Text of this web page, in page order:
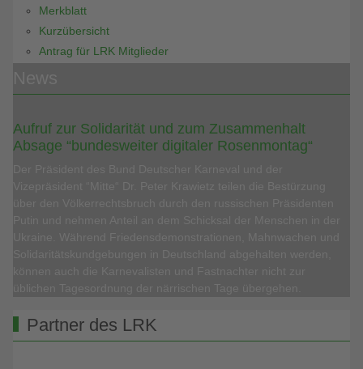
Merkblatt
Kurzübersicht
Antrag für LRK Mitglieder
Aufruf zur Solidarität und zum Zusammenhalt
Absage “bundesweiter digitaler Rosenmontag“
Partner des LRK